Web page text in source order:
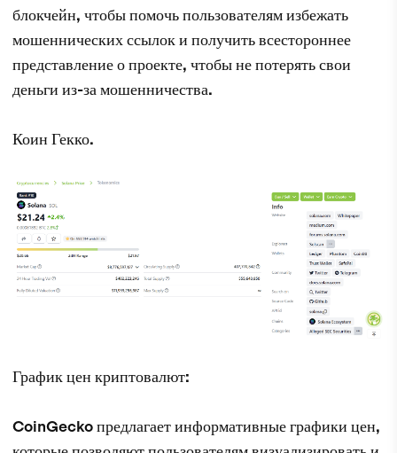
блокчейн, чтобы помочь пользователям избежать
мошеннических ссылок и получить всестороннее
представление о проекте, чтобы не потерять свои
деньги из-за мошенничества.
Коин Гекко.
График цен криптовалют:
CoinGecko предлагает информативные графики цен,